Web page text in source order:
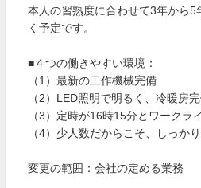
本人の習熟度に合わせて3年から
く予定です。
■４つの働きやすい環境：
（1）最新の工作機械完備
（2）LED照明で明るく、冷暖房
（3）定時が16時15分とワークラ
（4）少人数だからこそ、しっか
変更の範囲：会社の定める業務